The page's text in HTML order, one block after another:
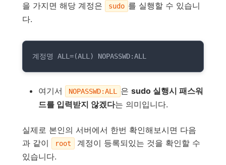
을 가지면 해당 계정은
sudo 를 실행할 수 있습니
다.
계정명 ALL=(ALL) NOPASSWD:ALL
여기서 NOPASSWD:ALL 은 sudo 실행시 패스워
드를 입력받지 않겠다는 의미입니다.
실제로 본인의 서버에서 한번 확인해보시면 다음
과 같이
root
계정이 등록되있는 것을 확인할 수
있습니다.